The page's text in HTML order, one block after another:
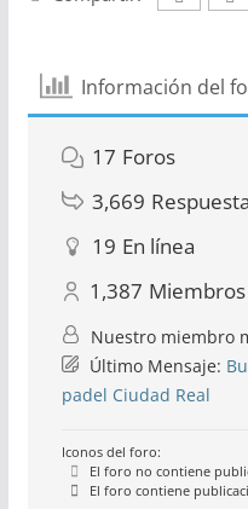
Información del
17 Foros
3,669
19 En línea
1,387 Miembros
Nuestro miembro
Último Mensaje:
padel Ciudad Real
Iconos del foro:
El foro no contiene
El foro contiene